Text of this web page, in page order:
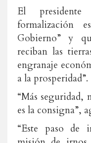
El
formalización
Gobierno” y
reciban las
engranaje
a la prosperidad”.
“Más seguridad,
es la consigna”,
“Este paso de